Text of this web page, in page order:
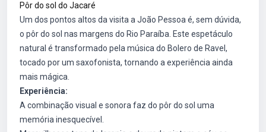
Pôr do sol do Jacaré
Um dos pontos altos da visita a João Pessoa é, sem dúvida,
o pôr do sol nas margens do Rio Paraíba. Este espetáculo
natural é transformado pela música do Bolero de Ravel,
tocado por um saxofonista, tornando a experiência ainda
mais mágica.
Experiência:
A combinação visual e sonora faz do pôr do sol uma
memória inesquecível.